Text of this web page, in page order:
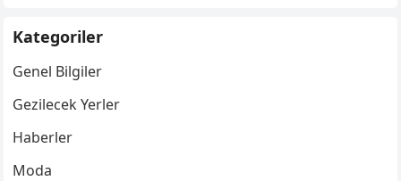
Kategoriler
Genel Bilgiler
Gezilecek Yerler
Haberler
Moda